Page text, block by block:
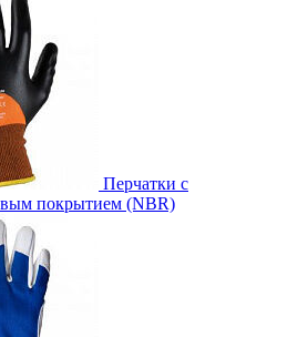
Перчатки с
покрытием (NBR)